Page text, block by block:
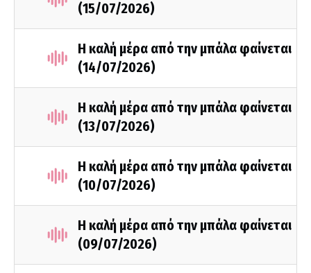
(15/07/2026)
Η καλή μέρα από την μπάλα φαίνεται
(14/07/2026)
Η καλή μέρα από την μπάλα φαίνεται
(13/07/2026)
Η καλή μέρα από την μπάλα φαίνεται
(10/07/2026)
Η καλή μέρα από την μπάλα φαίνεται
(09/07/2026)